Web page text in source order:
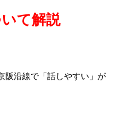
て解説
阪沿線で「話しやすい」が